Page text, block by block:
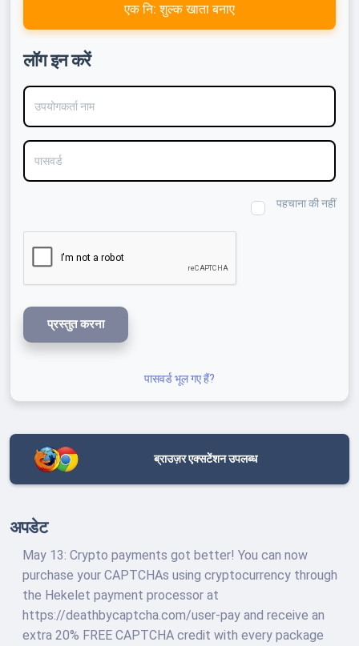
एक नि: शुल्क खाता बनाए
लॉग इन करें
उपयोगकर्ता नाम
पासवर्ड
पहचाना की नहीं
प्रस्तुत करना
पासवर्ड भूल गए हैं?
ब्राउज़र एक्सटेंशन उपलब्ध
अपडेट
May 13: Crypto payments got better! You can now
purchase your CAPTCHAs using cryptocurrency through
the Hekelet payment processor at
https://deathbycaptcha.com/user-pay and receive an
extra 20% FREE CAPTCHA credit with every package